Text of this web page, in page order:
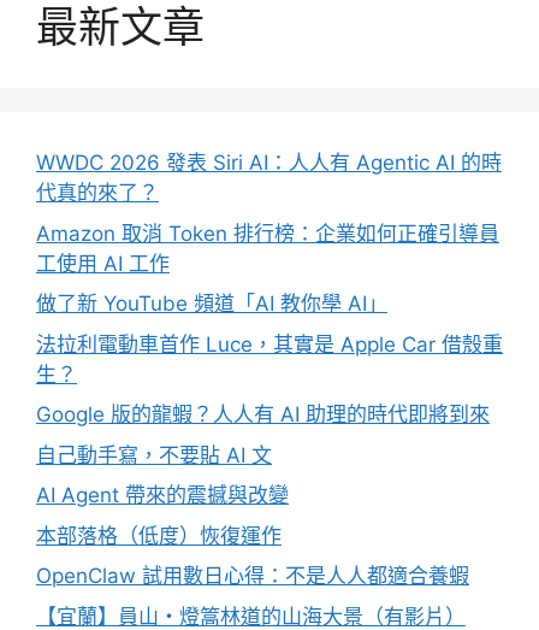
最新文章
WWDC 2026 發表 Siri AI：人人有 Agentic AI 的時
代真的來了？
Amazon 取消 Token 排行榜：企業如何正確引導員
工使用 AI 工作
做了新 YouTube 頻道「AI 教你學 AI」
法拉利電動車首作 Luce，其實是 Apple Car 借殼重
生？
Google 版的龍蝦？人人有 AI 助理的時代即將到來
自己動手寫，不要貼 AI 文
AI Agent 帶來的震撼與改變
本部落格（低度）恢復運作
OpenClaw 試用數日心得：不是人人都適合養蝦
【宜蘭】員山・燈篙林道的山海大景（有影片）